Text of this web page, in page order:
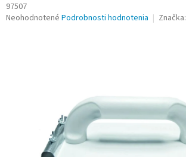
97507
Priemerné
Neohodnotené Podrobnosti hodnotenia Značka: